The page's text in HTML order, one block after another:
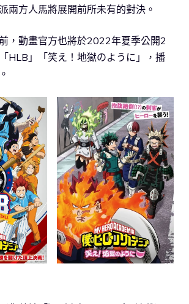
兩方人馬將展開前所未有的對決。
，動畫官方也將於2022年夏季公開2
HLB」「笑え！地獄のように」，播